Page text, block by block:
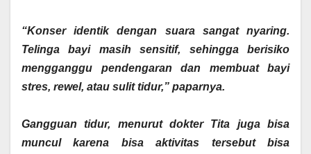
‎“Konser identik dengan suara sangat nyaring.
Telinga bayi masih sensitif, sehingga berisiko
mengganggu pendengaran dan membuat bayi
stres, rewel, atau sulit tidur,” paparnya.
‎Gangguan tidur, menurut dokter Tita juga bisa
muncul karena bisa aktivitas tersebut bisa